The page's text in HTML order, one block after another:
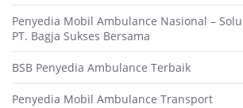
Penyedia Mobil Ambulance Nasional –
PT. Bagja Sukses Bersama
BSB Penyedia Ambulance Terbaik
Penyedia Mobil Ambulance Transport